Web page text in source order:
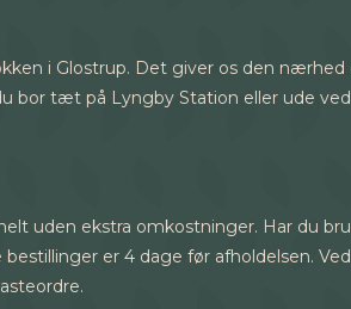
i Glostrup. Det giver os den
bor tæt på Lyngby Station eller ude
uden ekstra omkostninger. Har du
er 4 dage før afholdelsen.